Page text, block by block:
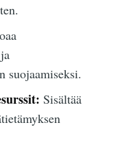
suojaamiseksi.
Sisältää